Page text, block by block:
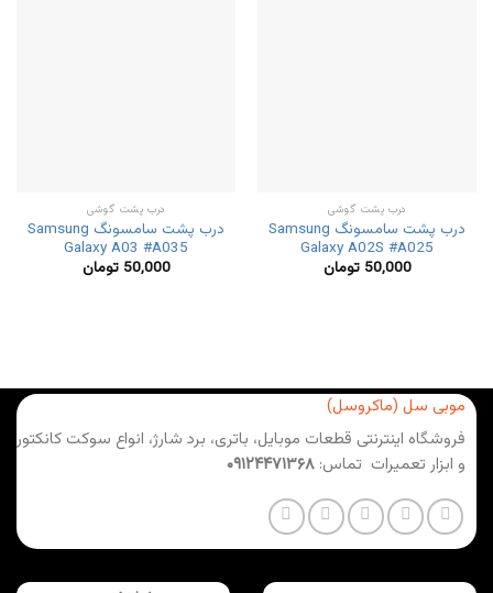
درب پشت گوشی
درب پشت سامسونگ Samsung
Galaxy A02S #A025
50,000 تومان
درب پشت گوشی
درب پشت سامسونگ Samsung
Galaxy A03 #A035
50,000 تومان
موبی سل (ماکروسل)
فروشگاه اینترنتی قطعات موبایل، باتری، برد شارژ، انواع سوکت کانکتور
و ابزار تعمیرات تماس: ۰۹۱۲۴۴۷۱۳۶۸